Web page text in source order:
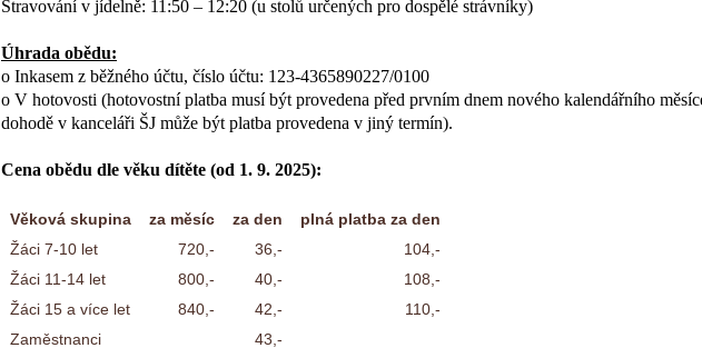
Stravování v jídelně: 11:50 – 12:20 (u stolů určených pro dospělé strávníky)
Úhrada obědu:
o Inkasem z běžného účtu, číslo účtu: 123-4365890227/0100
o V hotovosti (hotovostní platba musí být provedena před prvním dnem nového kalendářního
dohodě v kanceláři ŠJ může být platba provedena v jiný termín).
Cena obědu dle věku dítěte (od 1. 9. 2025):
Věková skupina za měsíc za den
plná platba za den
Žáci 7-10 let
720,- 36,-
104,-
Žáci 11-14 let
800,- 40,-
108,-
Žáci 15 a více let
840,- 42,-
110,-
Zaměstnanci
43,-